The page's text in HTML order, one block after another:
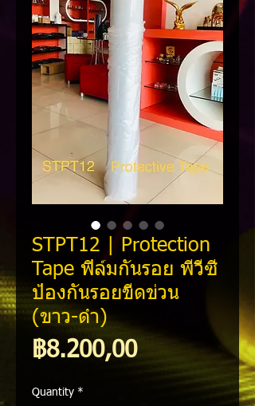
STPT12 | Protection
Tape ฟิล์มกันรอย พีวีซี
ป้องกันรอยขีดข่วน
(ขาว-ดำ)
฿8.200,00Price
Quantity *